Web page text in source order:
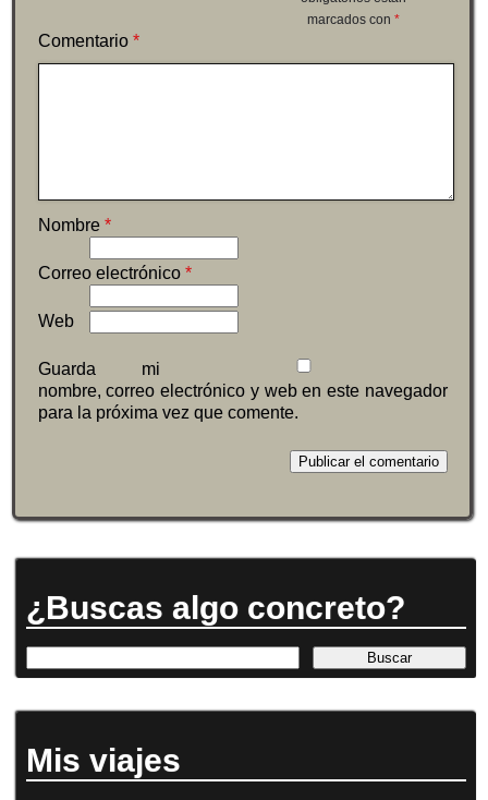
marcados con *
Comentario *
Nombre *
Correo electrónico *
Web
Guarda mi
nombre, correo electrónico y web en este navegador
para la próxima vez que comente.
¿Buscas algo concreto?
Mis viajes